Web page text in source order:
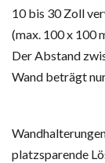
10 bis 30 Zoll
(max. 100 x 100
Der Abstand
Wand beträgt
platzsparende